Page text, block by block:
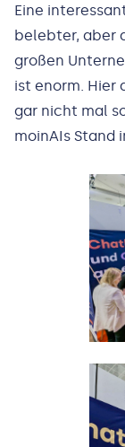
Eine
belebter, aber
großen
ist enorm. Hier
gar nicht mal
moinAIs Stand